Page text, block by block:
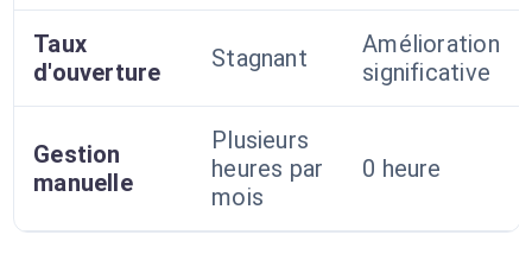
Taux
d'ouverture
Stagnant
Amélioration
significative
Gestion
manuelle
Plusieurs
heures par
mois
0 heure